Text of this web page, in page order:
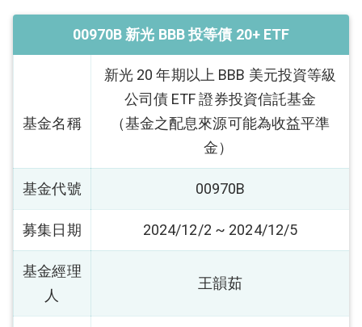
00970B 新光 BBB 投等債 20+ ETF
基金名稱
新光 20 年期以上 BBB 美元投資等級
公司債 ETF 證券投資信託基金
（基金之配息來源可能為收益平準
金）
基金代號 00970B
募集日期 2024/12/2 ~ 2024/12/5
基金經理
人
王韻茹